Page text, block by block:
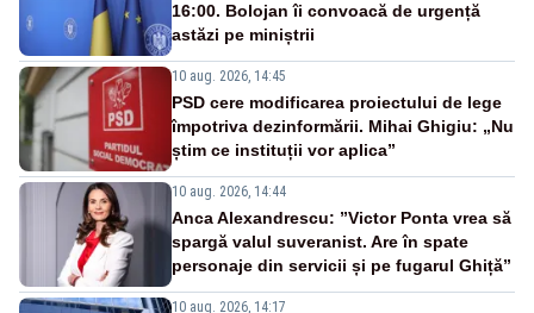
16:00. Bolojan îi convoacă de urgență
astăzi pe miniștrii
10 aug. 2026, 14:45
PSD cere modificarea proiectului de lege
împotriva dezinformării. Mihai Ghigiu: „Nu
știm ce instituții vor aplica”
10 aug. 2026, 14:44
Anca Alexandrescu: ”Victor Ponta vrea să
spargă valul suveranist. Are în spate
personaje din servicii și pe fugarul Ghiță”
10 aug. 2026, 14:17